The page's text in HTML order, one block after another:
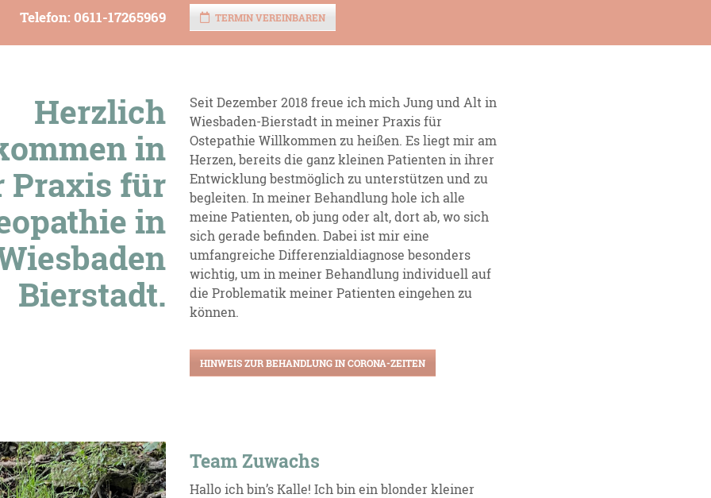
Telefon: 0611-17265969 TERMIN VEREINBAREN
Herzlich
in
Praxis für
in
Bierstadt.
Seit Dezember 2018 freue ich mich Jung und Alt in
Wiesbaden-Bierstadt in meiner Praxis für
Ostepathie Willkommen zu heißen. Es liegt mir am
Herzen, bereits die ganz kleinen Patienten in ihrer
Entwicklung bestmöglich zu unterstützen und zu
begleiten. In meiner Behandlung hole ich alle
meine Patienten, ob jung oder alt, dort ab, wo sich
sich gerade befinden. Dabei ist mir eine
umfangreiche Differenzialdiagnose besonders
wichtig, um in meiner Behandlung individuell auf
die Problematik meiner Patienten eingehen zu
können.
HINWEIS ZUR BEHANDLUNG IN CORONA-ZEITEN
Team Zuwachs
Hallo ich bin’s Kalle! Ich bin ein blonder kleiner